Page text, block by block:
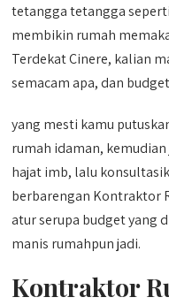
tetangga tetangga
membikin rumah
Terdekat Cinere, kalian
semacam apa, dan
yang mesti kamu
rumah idaman,
hajat imb, lalu
berbarengan Kontraktor
atur serupa budget yang
manis rumahpun jadi.
Kontraktor